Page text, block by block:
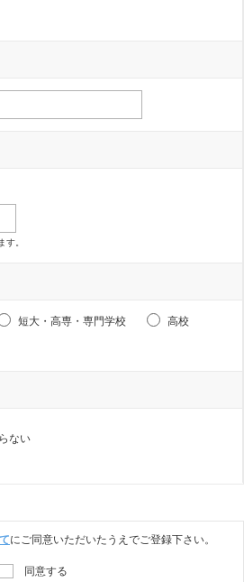
す。
短大・高専・専門学校
高校
ない
にご同意いただいたうえでご登録下さい。
同意する